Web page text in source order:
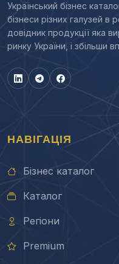
Український бізнес
бізнеси різних галузей
довідник продукції яка
ринку України, і збільши
НАВІГАЦІЯ
Бізнес каталог
Каталог
Регіони
Premium